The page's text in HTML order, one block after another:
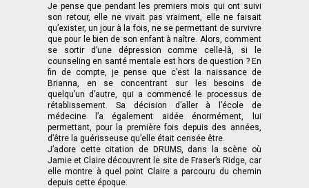
Je pense que pendant les premiers mois qui ont suivi
son retour, elle ne vivait pas vraiment, elle ne faisait
qu’exister, un jour à la fois, ne se permettant de survivre
que pour le bien de son enfant à naître. Alors, comment
se sortir d’une dépression comme celle-là, si le
counseling en santé mentale est hors de question ? En
fin de compte, je pense que c’est la naissance de
Brianna, en se concentrant sur les besoins de
quelqu’un d’autre, qui a commencé le processus de
rétablissement. Sa décision d’aller à l’école de
médecine l’a également aidée énormément, lui
permettant, pour la première fois depuis des années,
d’être la guérisseuse qu’elle était censée être.
J’adore cette citation de DRUMS, dans la scène où
Jamie et Claire découvrent le site de Fraser’s Ridge, car
elle montre à quel point Claire a parcouru du chemin
depuis cette époque.